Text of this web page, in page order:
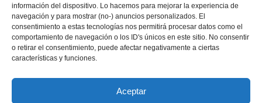
información del dispositivo. Lo hacemos para mejorar la experiencia de
navegación y para mostrar (no-) anuncios personalizados. El
consentimiento a estas tecnologías nos permitirá procesar datos como el
comportamiento de navegación o los ID's únicos en este sitio. No consentir
o retirar el consentimiento, puede afectar negativamente a ciertas
características y funciones.
Aceptar
Campos
Campo de golf The San
Roque Club (San Roque)
Campos
El Olivar de la Hinojosa